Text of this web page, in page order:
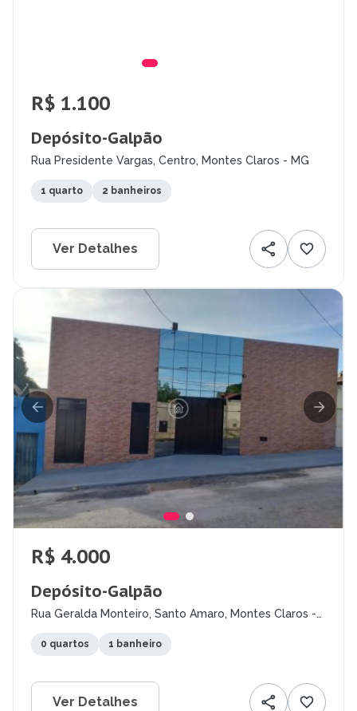
R$ 1.100
Depósito-Galpão
Rua Presidente Vargas, Centro, Montes Claros - MG
1 quarto 2 banheiros
Ver Detalhes
R$ 4.000
Depósito-Galpão
Rua Geralda Monteiro, Santo Amaro, Montes Claros -
0 quartos 1 banheiro
Ver Detalhes